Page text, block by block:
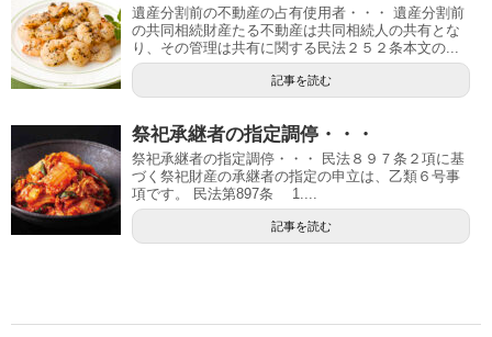
遺産分割前の不動産の占有使用者・・・ 遺産分割前
の共同相続財産たる不動産は共同相続人の共有とな
り、その管理は共有に関する民法２５２条本文の...
記事を読む
祭祀承継者の指定調停・・・
祭祀承継者の指定調停・・・ 民法８９７条２項に基
づく祭祀財産の承継者の指定の申立は、乙類６号事
項です。 民法第897条 1....
記事を読む